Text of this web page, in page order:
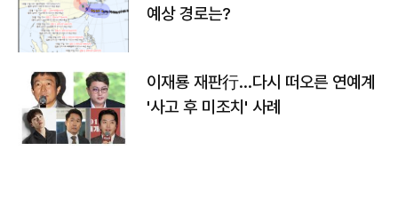
예상 경로는?
이재룡 재판行…다시 떠오른 연예계
'사고 후 미조치' 사례